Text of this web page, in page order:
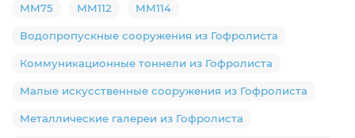
ММ75 ММ112 ММ114
Водопропускные сооружения из Гофролиста
Коммуникационные тоннели из Гофролиста
Малые искусственные сооружения из Гофролиста
Металлические галереи из Гофролиста